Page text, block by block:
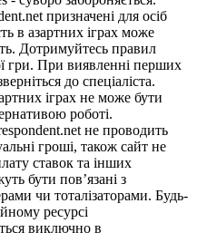
призначені для осіб
в азартних іграх може
Дотримуйтесь правил
гри. При виявленні перших
до спеціаліста.
іграх не може бути
роботі.
не проводить
гроші, також сайт не
ставок та інших
бути пов’язані з
чи тоталізаторами. Будь-
ресурсі
виключно в